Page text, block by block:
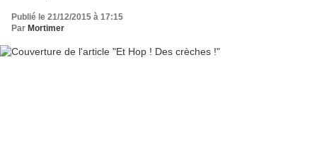
Publié le 21/12/2015 à 17:15
Par Mortimer